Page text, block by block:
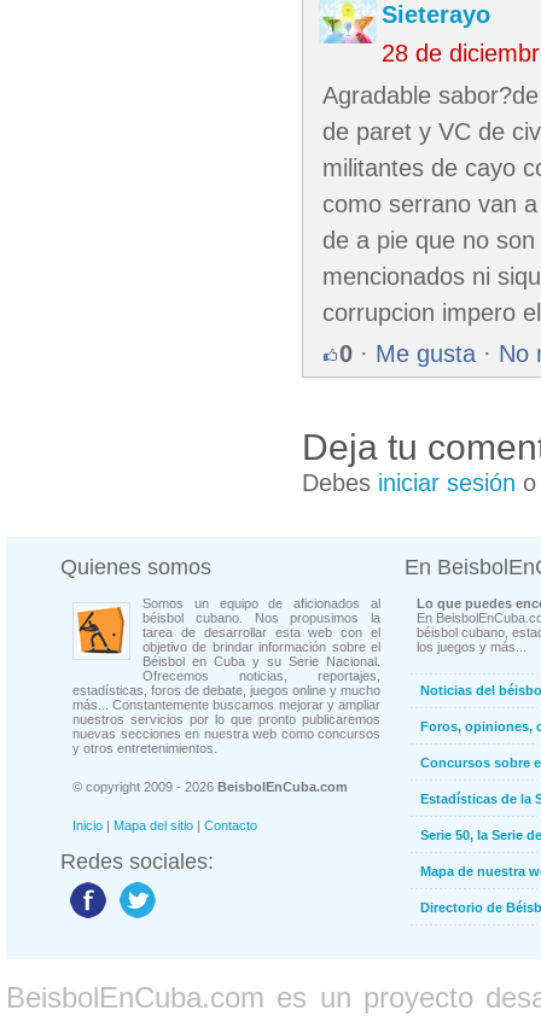
Sieterayo
28 de
Agradable
de paret y VC de
militantes de cayo
como serrano van
de a pie que no
mencionados ni
corrupcion impero
0 · Me gusta · No
Deja tu
Debes iniciar sesión
Quienes somos
Somos un equipo de aficionados al
béisbol cubano. Nos propusimos la
tarea de desarrollar esta web con el
objetivo de brindar información sobre el
Béisbol en Cuba y su Serie Nacional.
Ofrecemos noticias, reportajes,
estadísticas, foros de debate, juegos online y mucho
más... Constantemente buscamos mejorar y ampliar
nuestros servicios por lo que pronto publicaremos
nuevas secciones en nuestra web como concursos
y otros entretenimientos.
© copyright 2009 - 2026 BeisbolEnCuba.com
Inicio | Mapa del sitio | Contacto
Redes sociales:
En
Lo que puedes
En
béisbol cubano,
los juegos y más...
Noticias del
Foros, opiniones,
Concursos sobre
Estadísticas de la
Serie 50, la Serie
Mapa de nuestra
Directorio de
BeisbolEnCuba.com es un proyecto